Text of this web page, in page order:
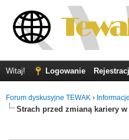
Witaj! Logowanie
Forum dyskusyjne TEWAK ›
Strach przed zmianą kariery